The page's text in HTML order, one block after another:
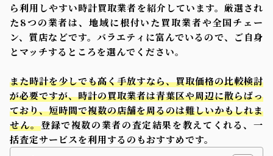
ら利用しやすい時計買取業者を紹介しています。厳選され
た8つの業者は、地域に根付いた買取業者や全国チェー
ン、質店などです。バラエティに富んでいるので、ご自身
とマッチするところを選んでください。
また時計を少しでも高く手放すなら、買取価格の比較検討
が必要ですが、時計の買取業者は青葉区や周辺に散らばっ
ており、短時間で複数の店舗を周るのは難しいかもしれま
せん。登録で複数の業者の査定結果を教えてくれる、一
括査定サービスを利用するのもおすすめです。